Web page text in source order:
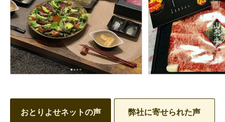
おとりよせネットの声 弊社に寄せられた声